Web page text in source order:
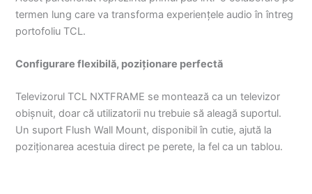
termen lung care va transforma experiențele audio în întreg
portofoliu TCL.
Configurare flexibilă, poziționare perfectă
Televizorul TCL NXTFRAME se montează ca un televizor
obișnuit, doar că utilizatorii nu trebuie să aleagă suportul.
Un suport Flush Wall Mount, disponibil în cutie, ajută la
poziționarea acestuia direct pe perete, la fel ca un tablou.